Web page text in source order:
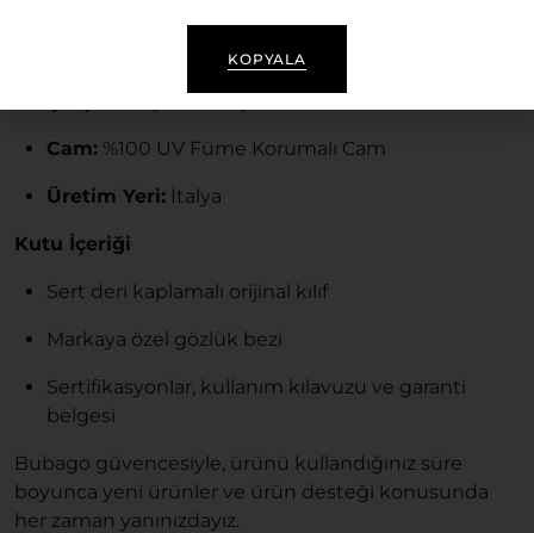
Siyah Titanyum
Cam: %100 UV Füme Korumalı Cam
Üretim Yeri: İtalya
Kutu İçeriği
Sert deri kaplamalı orijinal kılıf
Markaya özel gözlük bezi
Sertifikasyonlar, kullanım kılavuzu ve garanti
belgesi
Bubago güvencesiyle, ürünü kullandığınız süre
boyunca yeni ürünler ve ürün desteği konusunda
her zaman yanınızdayız.
KOPYALA